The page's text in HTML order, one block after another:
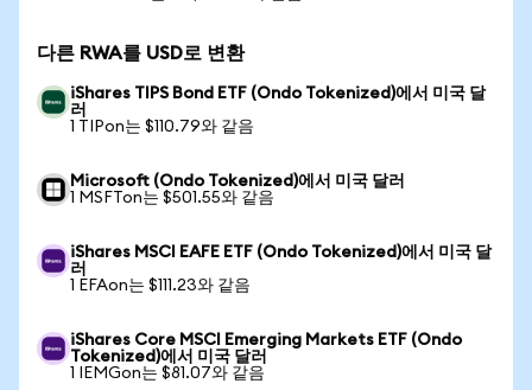
다른 RWA를 USD로 변환
iShares TIPS Bond ETF (Ondo Tokenized)에서 미국 달
러
1 TIPon는 $110.79와 같음
Microsoft (Ondo Tokenized)에서 미국 달러
1 MSFTon는 $501.55와 같음
iShares MSCI EAFE ETF (Ondo Tokenized)에서 미국 달
러
1 EFAon는 $111.23와 같음
iShares Core MSCI Emerging Markets ETF (Ondo
Tokenized)에서 미국 달러
1 IEMGon는 $81.07와 같음